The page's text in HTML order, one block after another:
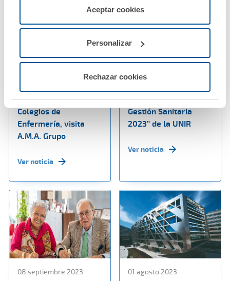
configurarlas usando el botón “Personalizar".
Aceptar cookies
Personalizar
Rechazar cookies
26 septiembre 2023
María del Mar García,
presidenta del
Consejo Andaluz de
Colegios de
Enfermería, visita
A.M.A. Grupo
Ver noticia
21 septiembre 2023
Raquel Murillo,
Excelencia en la
Gestión Sanitaria
2023” de la UNIR
Ver noticia
08 septiembre 2023 01 agosto 2023